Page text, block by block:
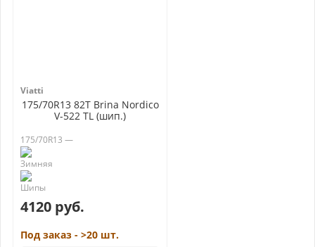
Viatti
175/70R13 82T Brina Nordico
V-522 TL (шип.)
175/70R13 —
4120 руб.
Под заказ - >20 шт.